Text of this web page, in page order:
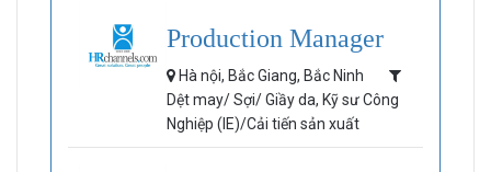
Production Manager
Hà nội, Bắc Giang, Bắc Ninh
Dệt may/ Sợi/ Giầy da, Kỹ sư Công
Nghiệp (IE)/Cải tiến sản xuất